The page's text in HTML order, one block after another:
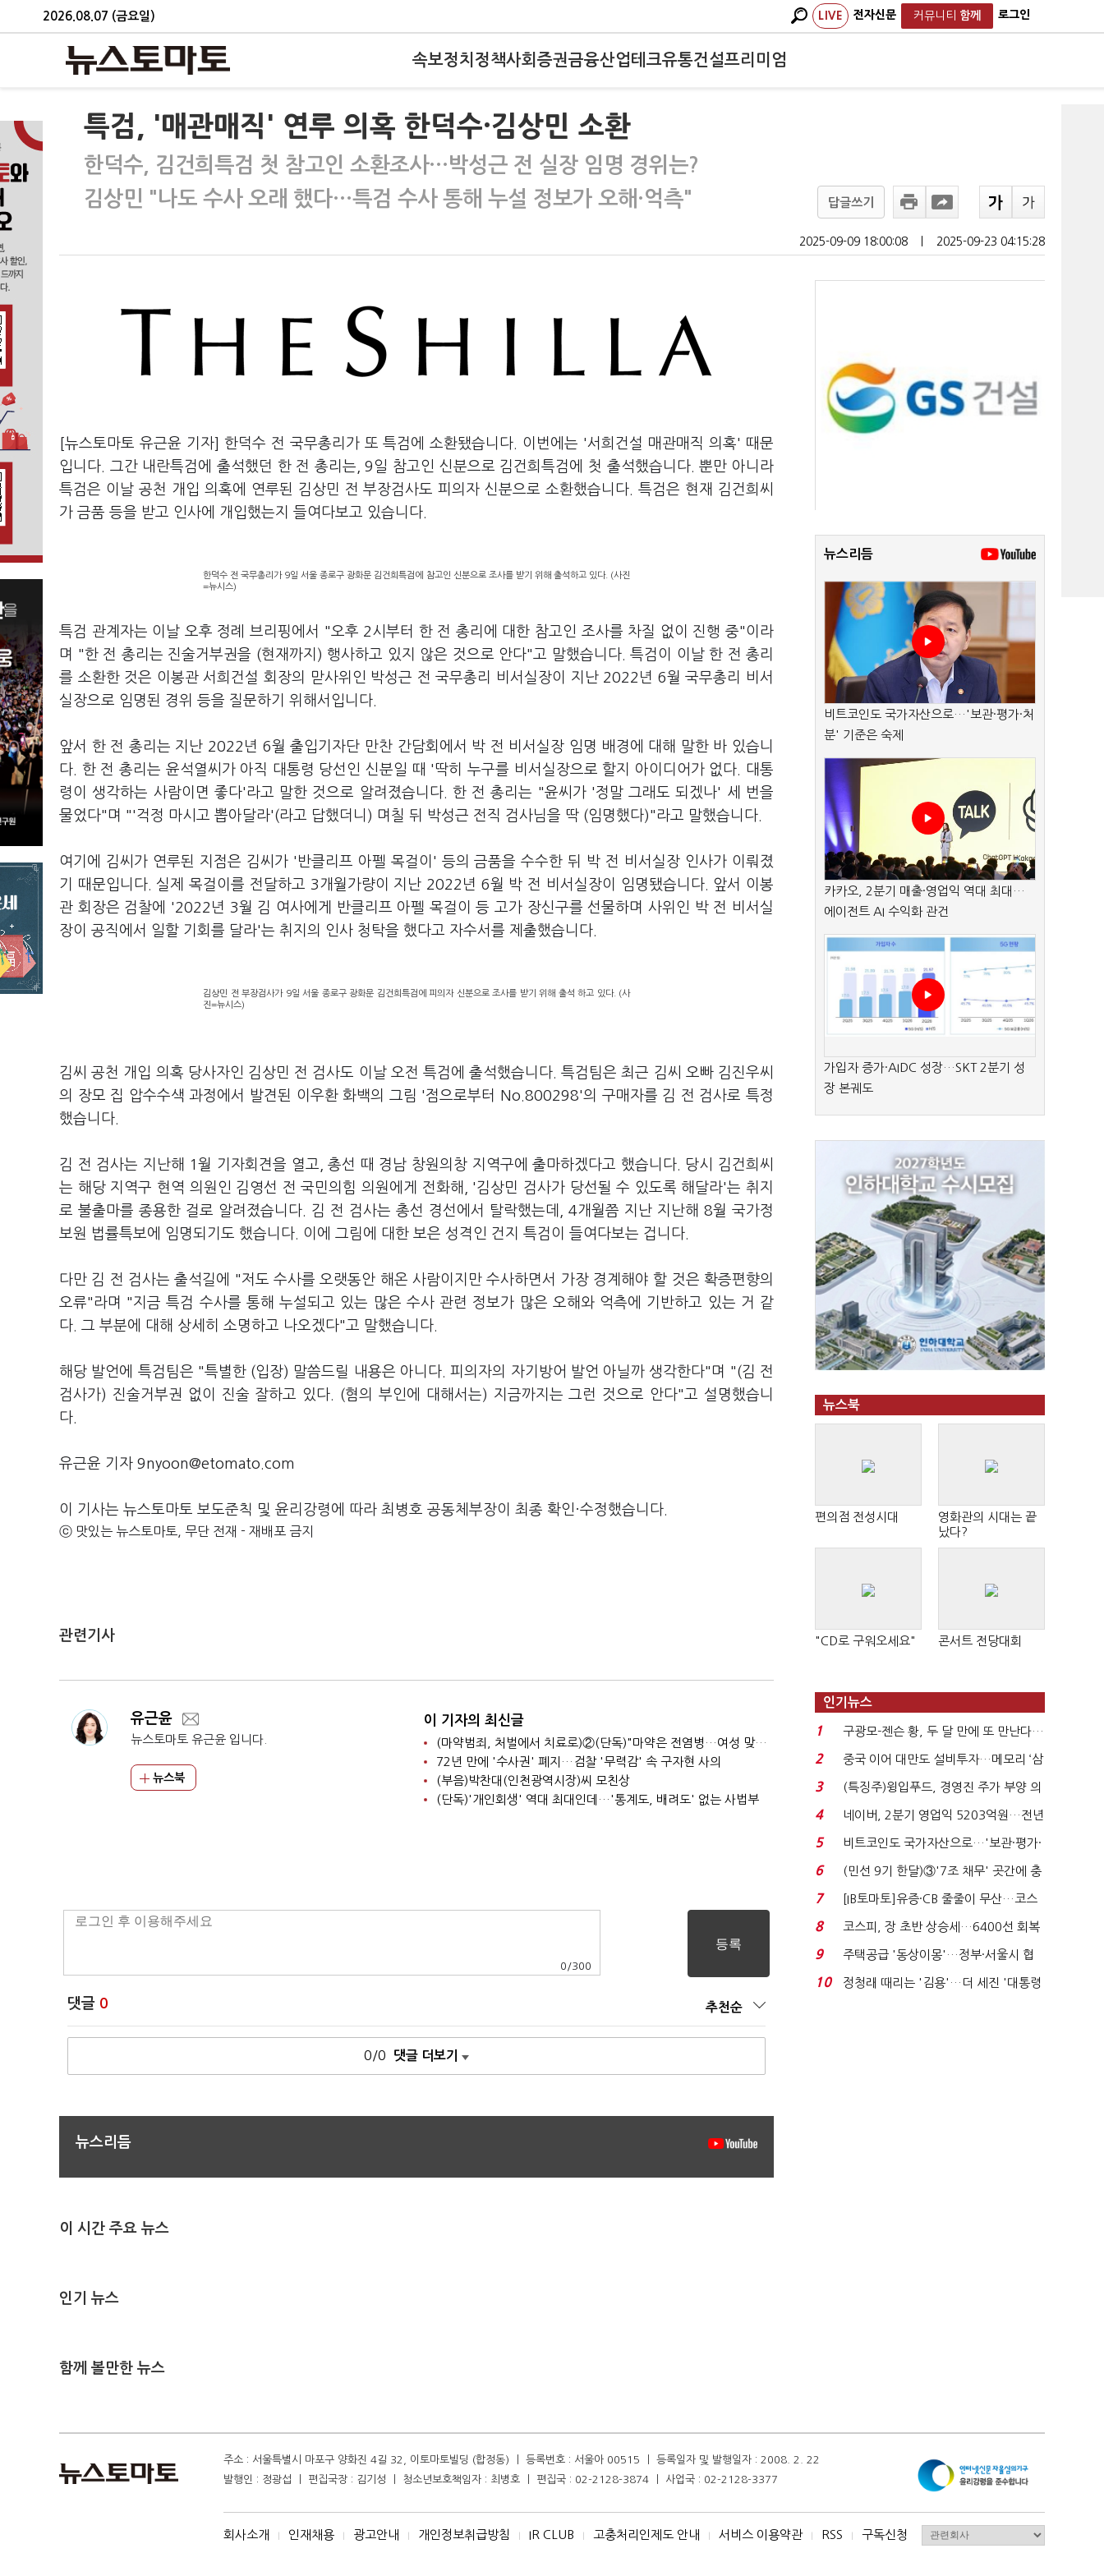
2026.08.07 (금요일) LIVE 전자신문 커뮤니티 함께 로그인
속보정치 정책사회 증권금융산업테크유통건설프리미엄
특검, '매관매직' 연루 의혹 한덕수·김상민 소환
한덕수, 김건희특검 첫 참고인 소환조사…박성근 전 실장 임명 경위는?
김상민 "나도 수사 오래 했다…특검 수사 통해 누설 정보가 오해·억측"
답글쓰기
2025-09-09 18:00:08 2025-09-23 04:15:28
[뉴스토마토 유근윤 기자] 한덕수 전 국무총리가 또 특검에 소환됐습니다. 이번에는 '서희건설 매관매직 의혹' 때문
입니다. 그간 내란특검에 출석했던 한 전 총리는, 9일 참고인 신분으로 김건희특검에 첫 출석했습니다. 뿐만 아니라
특검은 이날 공천 개입 의혹에 연루된 김상민 전 부장검사도 피의자 신분으로 소환했습니다. 특검은 현재 김건희씨
가 금품 등을 받고 인사에 개입했는지 들여다보고 있습니다.
한덕수 전 국무총리가 9일 서울 종로구 광화문 김건희특검에 참고인 신분으로 조사를 받기 위해 출석하고 있다. (사진
=뉴시스)
특검 관계자는 이날 오후 정례 브리핑에서 "오후 2시부터 한 전 총리에 대한 참고인 조사를 차질 없이 진행 중"이라
며 "한 전 총리는 진술거부권을 (현재까지) 행사하고 있지 않은 것으로 안다"고 말했습니다. 특검이 이날 한 전 총리
를 소환한 것은 이봉관 서희건설 회장의 맏사위인 박성근 전 국무총리 비서실장이 지난 2022년 6월 국무총리 비서
실장으로 임명된 경위 등을 질문하기 위해서입니다.
앞서 한 전 총리는 지난 2022년 6월 출입기자단 만찬 간담회에서 박 전 비서실장 임명 배경에 대해 말한 바 있습니
다. 한 전 총리는 윤석열씨가 아직 대통령 당선인 신분일 때 '딱히 누구를 비서실장으로 할지 아이디어가 없다. 대통
령이 생각하는 사람이면 좋다'라고 말한 것으로 알려졌습니다. 한 전 총리는 "윤씨가 '정말 그래도 되겠나' 세 번을
물었다"며 "'걱정 마시고 뽑아달라'(라고 답했더니) 며칠 뒤 박성근 전직 검사님을 딱 (임명했다)"라고 말했습니다.
여기에 김씨가 연루된 지점은 김씨가 '반클리프 아펠 목걸이' 등의 금품을 수수한 뒤 박 전 비서실장 인사가 이뤄졌
기 때문입니다. 실제 목걸이를 전달하고 3개월가량이 지난 2022년 6월 박 전 비서실장이 임명됐습니다. 앞서 이봉
관 회장은 검찰에 '2022년 3월 김 여사에게 반클리프 아펠 목걸이 등 고가 장신구를 선물하며 사위인 박 전 비서실
장이 공직에서 일할 기회를 달라'는 취지의 인사 청탁을 했다고 자수서를 제출했습니다.
김상민 전 부장검사가 9일 서울 종로구 광화문 김건희특검에 피의자 신분으로 조사를 받기 위해 출석 하고 있다. (사
진=뉴시스)
김씨 공천 개입 의혹 당사자인 김상민 전 검사도 이날 오전 특검에 출석했습니다. 특검팀은 최근 김씨 오빠 김진우씨
의 장모 집 압수수색 과정에서 발견된 이우환 화백의 그림 '점으로부터 No.800298'의 구매자를 김 전 검사로 특정
했습니다.
김 전 검사는 지난해 1월 기자회견을 열고, 총선 때 경남 창원의창 지역구에 출마하겠다고 했습니다. 당시 김건희씨
는 해당 지역구 현역 의원인 김영선 전 국민의힘 의원에게 전화해, '김상민 검사가 당선될 수 있도록 해달라'는 취지
로 불출마를 종용한 걸로 알려졌습니다. 김 전 검사는 총선 경선에서 탈락했는데, 4개월쯤 지난 지난해 8월 국가정
보원 법률특보에 임명되기도 했습니다. 이에 그림에 대한 보은 성격인 건지 특검이 들여다보는 겁니다.
다만 김 전 검사는 출석길에 "저도 수사를 오랫동안 해온 사람이지만 수사하면서 가장 경계해야 할 것은 확증편향의
오류"라며 "지금 특검 수사를 통해 누설되고 있는 많은 수사 관련 정보가 많은 오해와 억측에 기반하고 있는 거 같
다. 그 부분에 대해 상세히 소명하고 나오겠다"고 말했습니다.
해당 발언에 특검팀은 "특별한 (입장) 말씀드릴 내용은 아니다. 피의자의 자기방어 발언 아닐까 생각한다"며 "(김 전
검사가) 진술거부권 없이 진술 잘하고 있다. (혐의 부인에 대해서는) 지금까지는 그런 것으로 안다"고 설명했습니
다.
유근윤 기자 9nyoon@etomato.com
이 기사는 뉴스토마토 보도준칙 및 윤리강령에 따라 최병호 공동체부장이 최종 확인·수정했습니다.
ⓒ 맛있는 뉴스토마토, 무단 전재 - 재배포 금지
관련기사
유근윤
뉴스토마토 유근윤 입니다.
뉴스북
이 기자의 최신글
(마약범죄, 처벌에서 치료로)②(단독)"마약은 전염병…여성 맞춤형 재활과정 개발 중"
72년 만에 '수사권' 폐지…검찰 '무력감' 속 구자현 사의
(부음)박찬대(인천광역시장)씨 모친상
(단독)'개인회생' 역대 최대인데…'통계도, 배려도' 없는 사법부
0 /300
댓글 0 추천순
0/0 댓글 더보기
뉴스리듬
이 시간 주요 뉴스
인기 뉴스
함께 볼만한 뉴스
뉴스리듬
비트코인도 국가자산으로…'보관·평가·처
분' 기준은 숙제
카카오, 2분기 매출·영업익 역대 최대…
에이전트 AI 수익화 관건
가입자 증가·AIDC 성장…SKT 2분기 성
장 본궤도
뉴스북
편의점 전성시대
영화관의 시대는 끝
났다?
"CD로 구워오세요" 콘서트 전당대회
인기뉴스
1
구광모-젠슨 황, 두 달 만에 또 만난다…
로봇·AI 등 논...
2
중국 이어 대만도 설비투자…메모리 ‘삼
국전쟁’
3
(특징주)윙입푸드, 경영진 주가 부양 의
지에 상한가...
4
네이버, 2분기 영업익 5203억원…전년
비 0.2% 감소...
5
비트코인도 국가자산으로…'보관·평가·
처분' 기준은 ...
6
(민선 9기 한달)③'7조 채무' 곳간에 충
격…추미애, 20년...
7
[IB토마토]유증·CB 줄줄이 무산…코스
닥 벌점 급증에 ...
8
코스피, 장 초반 상승세…6400선 회복
시도
9
주택공급 '동상이몽'…정부·서울시 협
력 없으면 '공수표'...
10
정청래 때리는 '김용'…더 세진 '대통령
주소 : 서울특별시 마포구 양화진 4길 32, 이토마토빌딩 (합정동) ㅣ 등록번호 : 서울아 00515 ㅣ 등록일자 및 발행일자 : 2008. 2. 22
발행인 : 정광섭 ㅣ 편집국장 : 김기성 ㅣ 청소년보호책임자 : 최병호 ㅣ 편집국 : 02-2128-3874 ㅣ 사업국 : 02-2128-3377
회사소개 I 인재채용 I 광고안내 I 개인정보취급방침 I IR CLUB I 고충처리인제도 안내 I 서비스 이용약관 I RSS I 구독신청